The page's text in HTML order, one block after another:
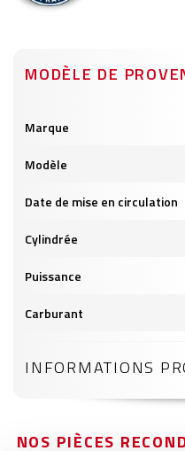
MODÈLE DE
produits
Marque
Modèle
Date de mise en circulation
Cylindrée
Puissance
Carburant
INFORMATIONS
NOS PIÈCES